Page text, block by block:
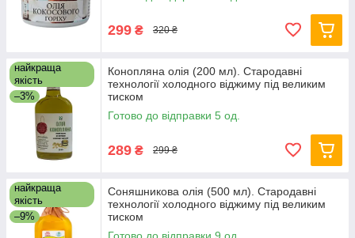
299 ₴ 320 ₴
найкраща
якість
–3%
Конопляна олія (200 мл). Стародавні
технології холодного віджиму під великим
тиском
Готово до відправки 5 од.
289 ₴ 299 ₴
найкраща
якість
–9%
Соняшникова олія (500 мл). Стародавні
технології холодного віджиму під великим
тиском